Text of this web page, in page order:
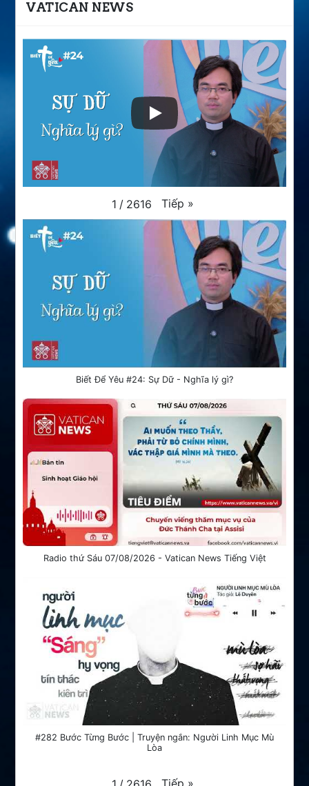
VATICAN NEWS
1 / 2616 Tiếp »
Biết Để Yêu #24: Sự Dữ - Nghĩa lý gì?
Radio thứ Sáu 07/08/2026 - Vatican News Tiếng Việt
#282 Bước Từng Bước | Truyện ngắn: Người Linh Mục Mù
Lòa
Tiếp »